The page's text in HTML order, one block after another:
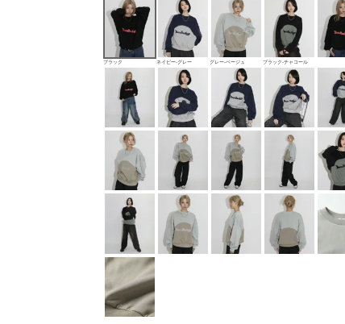
ブラック ネイビー-グレー グレー‐ベージュ ブラック-チャコール